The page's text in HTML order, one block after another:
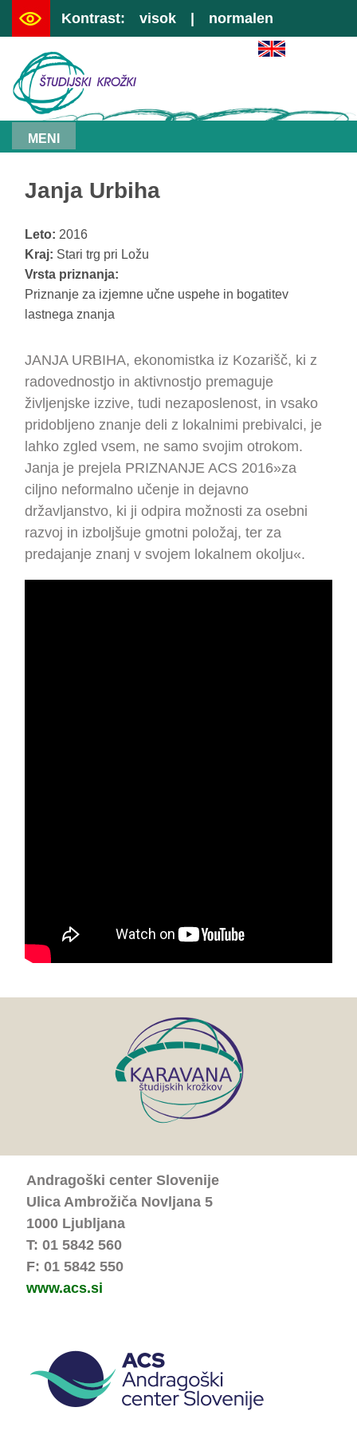
Kontrast: visok normalen
|preskoči na vsebino
MENI
Janja Urbiha
Leto: 2016
Kraj: Stari trg pri Ložu
Vrsta priznanja:
Priznanje za izjemne učne uspehe in bogatitev
lastnega znanja
JANJA URBIHA, ekonomistka iz Kozarišč, ki z
radovednostjo in aktivnostjo premaguje
življenjske izzive, tudi nezaposlenost, in vsako
pridobljeno znanje deli z lokalnimi prebivalci, je
lahko zgled vsem, ne samo svojim otrokom.
Janja je prejela PRIZNANJE ACS 2016»za
ciljno neformalno učenje in dejavno
državljanstvo, ki ji odpira možnosti za osebni
razvoj in izboljšuje gmotni položaj, ter za
predajanje znanj v svojem lokalnem okolju«.
Andragoški center Slovenije
Ulica Ambrožiča Novljana 5
1000 Ljubljana
T: 01 5842 560
F: 01 5842 550
www.acs.si